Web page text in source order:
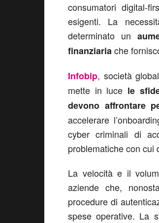
consumatori digital-
esigenti. La
determinato un
finanziariache
Infobip, società
mette in luce le
devono affrontare
accelerare
cyber criminali di
problematiche con cui
La velocità e il
aziende che,
procedure di
spese operative. La